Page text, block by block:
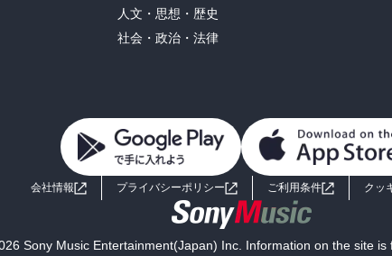
人文・思想・歴史
社会・政治・法律
会社情報 プライバシーポリシー ご利用条件 クッ
Sony Music Entertainment(Japan) Inc. Information on the site